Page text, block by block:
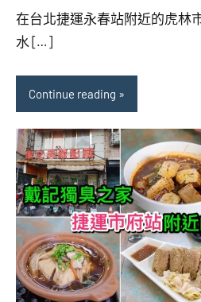
芋
在台北捷運永春站附近的虎林
水 […]
Continue reading